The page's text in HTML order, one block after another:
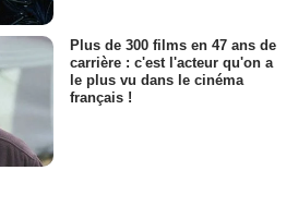
Plus de 300 films en 47 ans de
carrière : c'est l'acteur qu'on a
le plus vu dans le cinéma
français !